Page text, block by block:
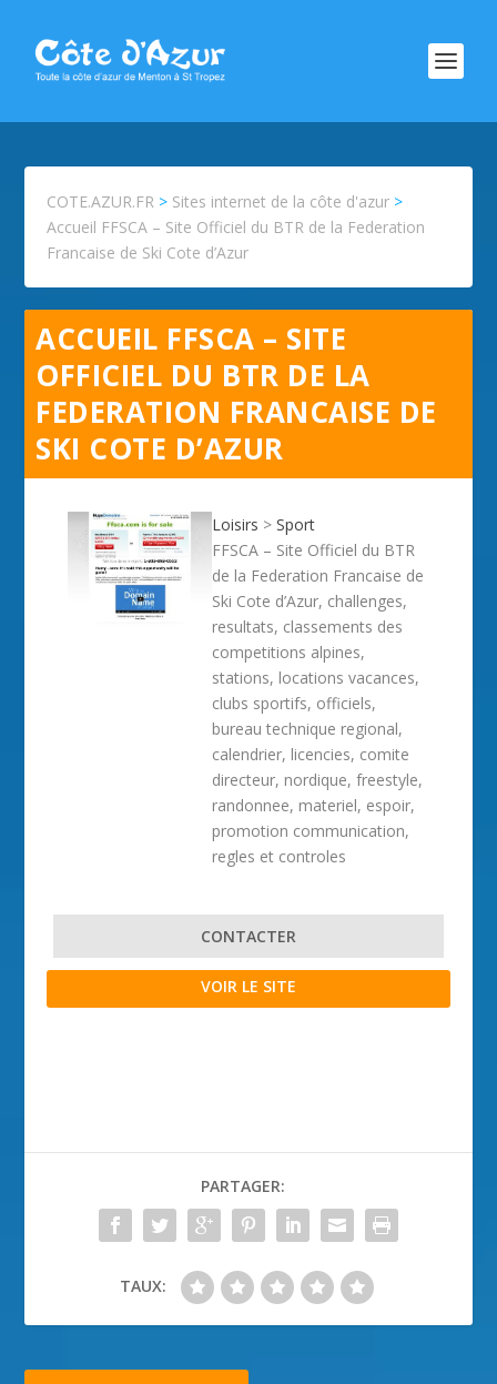
COTE.AZUR.FR > Sites internet de la côte d'azur >
Accueil FFSCA – Site Officiel du BTR de la Federation
Francaise de Ski Cote d’Azur
ACCUEIL FFSCA – SITE
OFFICIEL DU BTR DE LA
FEDERATION FRANCAISE DE
SKI COTE D’AZUR
Loisirs >Sport
FFSCA – Site Officiel du BTR
de la Federation Francaise de
Ski Cote d’Azur, challenges,
resultats, classements des
competitions alpines,
stations, locations vacances,
clubs sportifs, officiels,
bureau technique regional,
calendrier, licencies, comite
directeur, nordique, freestyle,
randonnee, materiel, espoir,
promotion communication,
regles et controles
CONTACTER
VOIR LE SITE
PARTAGER:
TAUX: